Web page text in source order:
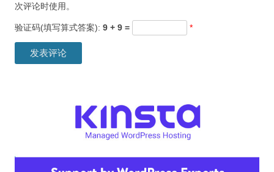
次评论时使用。
验证码(填写算式答案): 9 + 9 = *